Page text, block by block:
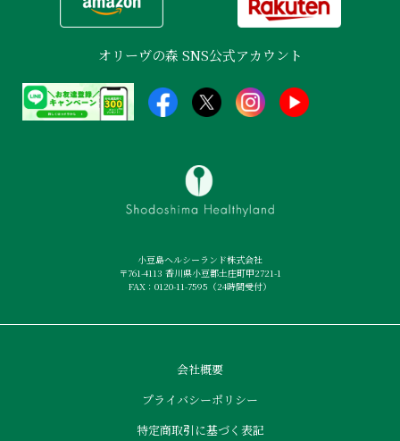
オリーヴの森 SNS公式アカウント
小豆島ヘルシーランド株式会社
〒761-4113 香川県小豆郡土庄町甲2721-1
FAX：0120-11-7595（24時間受付）
会社概要
プライバシーポリシー
特定商取引に基づく表記